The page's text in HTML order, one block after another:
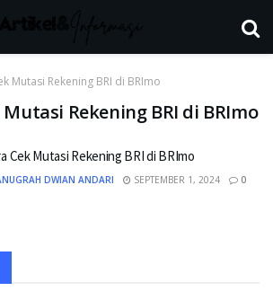
Mutasi Rekening BRI di BRImo
Mutasi Rekening BRI di BRImo
Cek Mutasi Rekening BRI di BRImo
DWIAN ANDARI SEPTEMBER 1, 2024 0